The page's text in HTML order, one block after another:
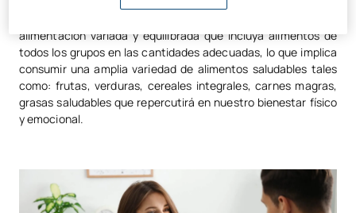
alimentación variada y equilibrada que incluya alimentos de
todos los grupos en las cantidades adecuadas, lo que implica
consumir una amplia variedad de alimentos saludables tales
como: frutas, verduras, cereales integrales, carnes magras,
grasas saludables que repercutirá en nuestro bienestar físico
y emocional.